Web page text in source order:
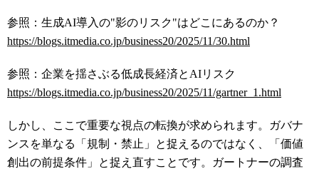
参照：生成AI導入の"影のリスク"はどこにあるのか？
https://blogs.itmedia.co.jp/business20/2025/11/30.html
参照：企業を揺さぶる低成長経済とAIリスク
https://blogs.itmedia.co.jp/business20/2025/11/gartner_1.html
しかし、ここで重要な視点の転換が求められます。ガバナ
ンスを単なる「規制・禁止」と捉えるのではなく、「価値
創出の前提条件」と捉え直すことです。ガートナーの調査